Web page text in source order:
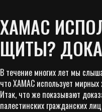
ХАМАС
ЩИТЫ?
В течение многих лет мы
что ХАМАС использует
Итак, что же показывают
палестинских гражданских